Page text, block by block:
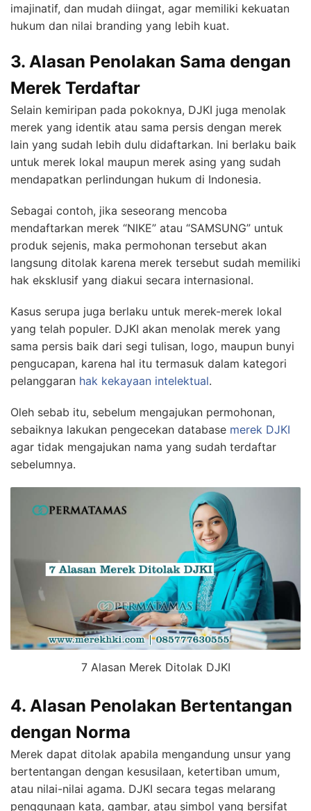
imajinatif, dan mudah diingat, agar memiliki kekuatan
hukum dan nilai branding yang lebih kuat.
3. Alasan Penolakan Sama dengan
Merek Terdaftar
Selain kemiripan pada pokoknya, DJKI juga menolak
merek yang identik atau sama persis dengan merek
lain yang sudah lebih dulu didaftarkan. Ini berlaku baik
untuk merek lokal maupun merek asing yang sudah
mendapatkan perlindungan hukum di Indonesia.
Sebagai contoh, jika seseorang mencoba
mendaftarkan merek “NIKE” atau “SAMSUNG” untuk
produk sejenis, maka permohonan tersebut akan
langsung ditolak karena merek tersebut sudah memiliki
hak eksklusif yang diakui secara internasional.
Kasus serupa juga berlaku untuk merek-merek lokal
yang telah populer. DJKI akan menolak merek yang
sama persis baik dari segi tulisan, logo, maupun bunyi
pengucapan, karena hal itu termasuk dalam kategori
pelanggaran hak kekayaan intelektual.
Oleh sebab itu, sebelum mengajukan permohonan,
sebaiknya lakukan pengecekan database merek DJKI
agar tidak mengajukan nama yang sudah terdaftar
sebelumnya.
7 Alasan Merek Ditolak DJKI
4. Alasan Penolakan Bertentangan
dengan Norma
Merek dapat ditolak apabila mengandung unsur yang
bertentangan dengan kesusilaan, ketertiban umum,
atau nilai-nilai agama. DJKI secara tegas melarang
penggunaan kata, gambar, atau simbol yang bersifat